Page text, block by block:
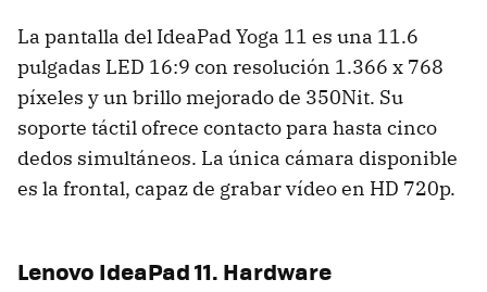
La pantalla del IdeaPad Yoga 11 es una 11.6
pulgadas LED 16:9 con resolución 1.366 x 768
píxeles y un brillo mejorado de 350Nit. Su
soporte táctil ofrece contacto para hasta cinco
dedos simultáneos. La única cámara disponible
es la frontal, capaz de grabar vídeo en HD 720p.
Lenovo IdeaPad 11. Hardware